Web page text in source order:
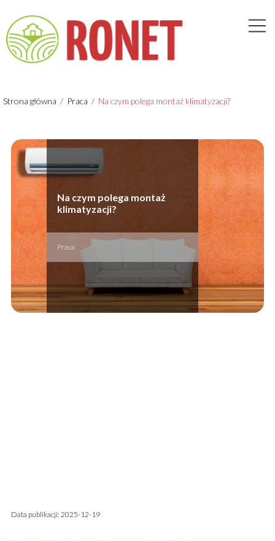
Strona główna / Praca / Na czym polega montaż klimatyzacji?
Na czym polega montaż
klimatyzacji?
Praca
Data publikacji: 2025-12-19